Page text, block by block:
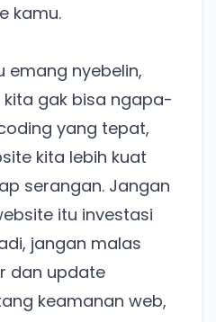
kamu.
emang nyebelin,
gak bisa ngapa-
yang tepat,
kita lebih kuat
serangan. Jangan
itu investasi
jangan malas
dan update
keamanan web,
kali saja